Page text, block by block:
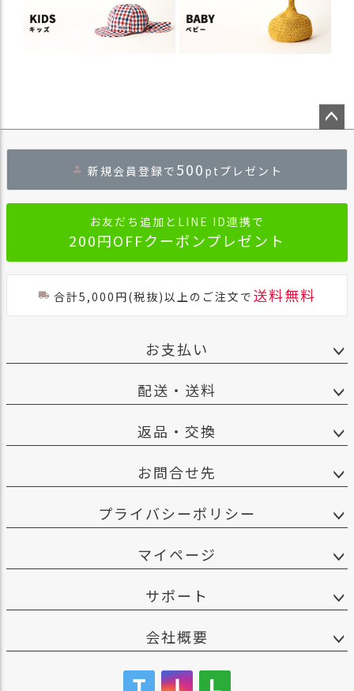
ジト
へ
新規会員登録で 500 ptプレゼント
お友だち追加とLINE ID連携で
200円OFFクーポンプレゼント
合計5,000円(税抜)以上のご注文で 送料無料
お支払い
配送・送料
返品・交換
お問合せ先
プライバシーポリシー
マイページ
サポート
会社概要